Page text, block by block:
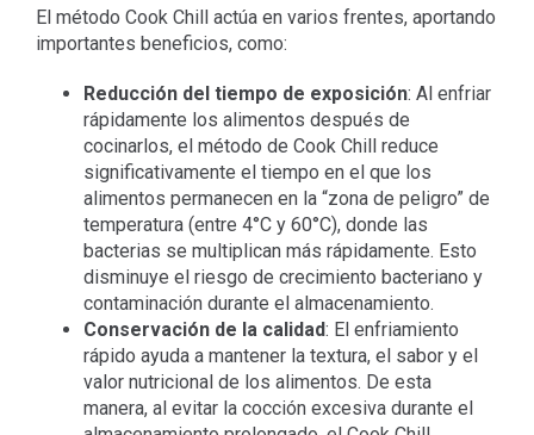
El método Cook Chill actúa en varios frentes, aportando
importantes beneficios, como:
Reducción del tiempo de exposición: Al enfriar
rápidamente los alimentos después de
cocinarlos, el método de Cook Chill reduce
significativamente el tiempo en el que los
alimentos permanecen en la “zona de peligro” de
temperatura (entre 4°C y 60°C), donde las
bacterias se multiplican más rápidamente. Esto
disminuye el riesgo de crecimiento bacteriano y
contaminación durante el almacenamiento.
Conservación de la calidad: El enfriamiento
rápido ayuda a mantener la textura, el sabor y el
valor nutricional de los alimentos. De esta
manera, al evitar la cocción excesiva durante el